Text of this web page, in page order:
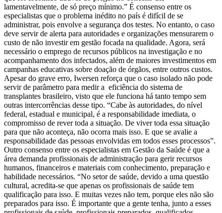
lamentavelmente, de só preço mínimo.” É consenso entre os
especialistas que o problema inédito no país é difícil de se
administrar, pois envolve a segurança dos testes. No entanto, o caso
deve servir de alerta para autoridades e organizações mensurarem o
custo de não investir em gestão focada na qualidade. Agora, será
necessário o emprego de recursos públicos na investigação e no
acompanhamento dos infectados, além de maiores investimentos em
campanhas educativas sobre doação de órgãos, entre outros custos.
Apesar do grave erro, Iwersen reforça que o caso isolado não pode
servir de parâmetro para medir a eficiência do sistema de
transplantes brasileiro, visto que ele funciona há tanto tempo sem
outras intercorrências desse tipo. “Cabe às autoridades, do nível
federal, estadual e municipal, é a responsabilidade imediata, o
compromisso de rever toda a situação. De viver toda essa situação
para que não aconteça, não ocorra mais isso. E que se avalie a
responsabilidade das pessoas envolvidas em todos esses processos”.
Outro consenso entre os especialistas em Gestão da Saúde é que a
área demanda profissionais de administração para gerir recursos
humanos, financeiros e materiais com conhecimento, preparação e
habilidade necessários. “No setor de saúde, devido a uma questão
cultural, acredita-se que apenas os profissionais de saúde tem
qualificação para isso. E muitas vezes não tem, porque eles não são
preparados para isso. É importante que a gente tenha, junto a esses